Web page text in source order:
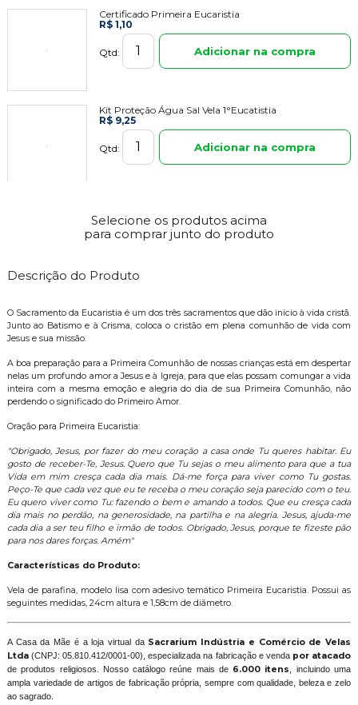
Certificado Primeira Eucaristia
R$ 1,10
Qtd: Adicionar na compra
Kit Proteção Água Sal Vela 1°Eucatistia
R$ 9,25
Qtd: Adicionar na compra
Selecione os produtos acima
para comprar junto do produto
Descrição do Produto
O Sacramento da Eucaristia é um dos três sacramentos que dão início à vida cristã.
Junto ao Batismo e à Crisma, coloca o cristão em plena comunhão de vida com
Jesus e sua missão.
A boa preparação para a Primeira Comunhão de nossas crianças está em despertar
nelas um profundo amor a Jesus e à Igreja, para que elas possam comungar a vida
inteira com a mesma emoção e alegria do dia de sua Primeira Comunhão, não
perdendo o significado do Primeiro Amor.
Oração para Primeira Eucaristia:
"Obrigado, Jesus, por fazer do meu coração a casa onde Tu queres habitar. Eu
gosto de receber-Te, Jesus. Quero que Tu sejas o meu alimento para que a tua
Vida em mim cresça cada dia mais. Dá-me força para viver como Tu gostas.
Peço-Te que cada vez que eu te receba o meu coração seja parecido com o teu.
Eu quero viver como Tu: fazendo o bem e amando a todos. Que eu cresça cada
dia mais no perdão, na generosidade, na partilha e na alegria. Jesus, ajuda-me
cada dia a ser teu filho e irmão de todos. Obrigado, Jesus, porque te fizeste pão
para nos dares forças. Amém"
Características do Produto:
Vela de parafina, modelo lisa com adesivo temático Primeira Eucaristia. Possui as
seguintes medidas, 24cm altura e 1,58cm de diâmetro.
A Casa da Mãe é a loja virtual daSacrarium Indústria e Comércio de Velas
Ltda(CNPJ: 05.810.412/0001-00), especializada na fabricação e venda por atacado
de produtos religiosos. Nosso catálogo reúne mais de 6.000 itens
, incluindo uma
ampla variedade de artigos de fabricação própria, sempre com qualidade, beleza e zelo
ao sagrado.